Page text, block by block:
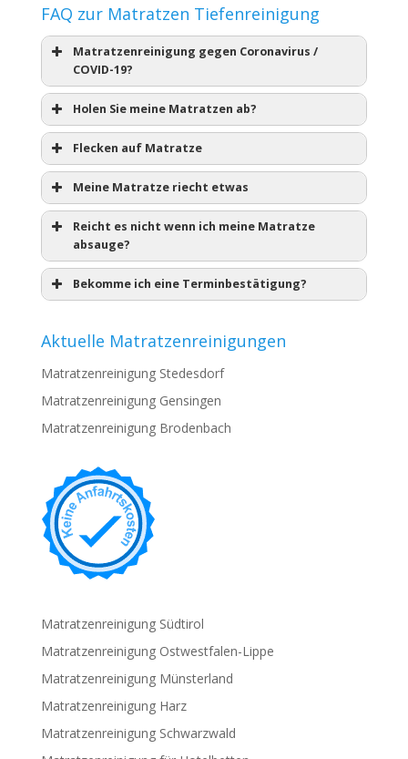
FAQ zur Matratzen Tiefenreinigung
Matratzenreinigung gegen Coronavirus /
COVID-19?
Holen Sie meine Matratzen ab?
Flecken auf Matratze
Meine Matratze riecht etwas
Reicht es nicht wenn ich meine Matratze
absauge?
Bekomme ich eine Terminbestätigung?
Aktuelle Matratzenreinigungen
Matratzenreinigung Stedesdorf
Matratzenreinigung Gensingen
Matratzenreinigung Brodenbach
Matratzenreinigung Südtirol
Matratzenreinigung Ostwestfalen-Lippe
Matratzenreinigung Münsterland
Matratzenreinigung Harz
Matratzenreinigung Schwarzwald